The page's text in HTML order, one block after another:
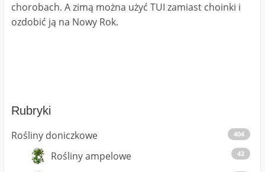
chorobach. A zimą można użyć TUI zamiast choinki i
ozdobić ją na Nowy Rok.
Rubryki
Rośliny doniczkowe
404
Rośliny ampelowe 42